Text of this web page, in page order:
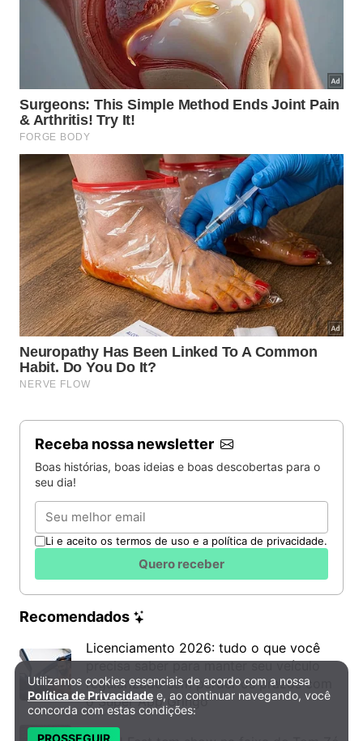
Receba nossa newsletter
Boas histórias, boas ideias e boas descobertas para o
seu dia!
Email
Li e aceito os termos de uso e a política de privacidade.
Quero receber
Recomendados
Licenciamento 2026: tudo o que você
precisa saber para manter seu veículo
regularizado sem perder os prazos com
o Super App Gringo
Política de Privacidade e Cookies
Utilizamos cookies essenciais de acordo com a nossa
Política de Privacidade e, ao continuar navegando, você
concorda com estas condições:
PROSSEGUIR